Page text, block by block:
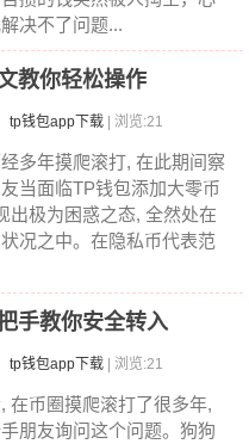
决不了问题...
教你轻松操作
tp钱包app下载 | 浏览:21
多年摸爬滚打, 在此期间察
当面临TP钱包添加大零币
出极为困惑之态, 全然处在
况之中。在隐私币代表范
手教你安全转入
tp钱包app下载 | 浏览:21
在币圈摸爬滚打了很多年,
朋友询问这个问题。狗狗